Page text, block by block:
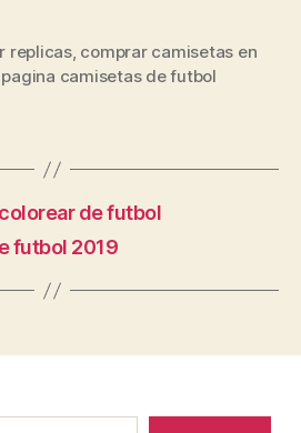
replicas, comprar camisetas en
camisetas de futbol
de futbol
futbol 2019